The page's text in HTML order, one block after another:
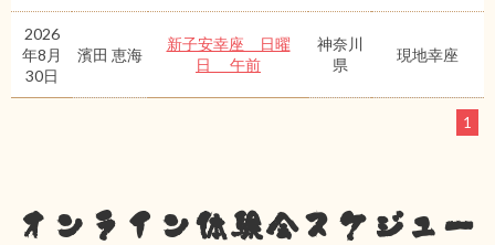
2026
年8月
30日
濱田 恵海
新子安幸座 日曜
日 午前
神奈川
県
現地幸座
1
オンライン体験会スケジュー